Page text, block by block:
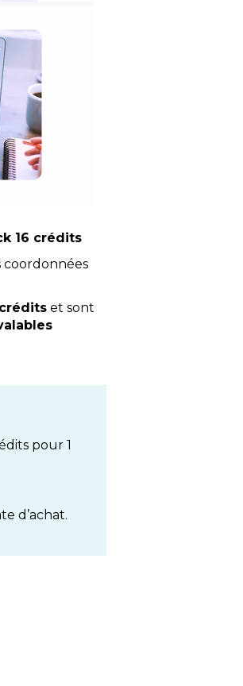
16 crédits
coordonnées
et sont
pour 1
d’achat.